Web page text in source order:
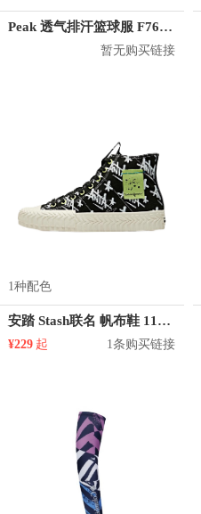
Peak 透气排汗篮球服 F762101
暂无购买链接
1种配色
安踏 Stash联名 帆布鞋 11948681
¥229 起 1条购买链接